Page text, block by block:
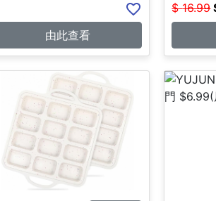
由此查看
$ 16.99